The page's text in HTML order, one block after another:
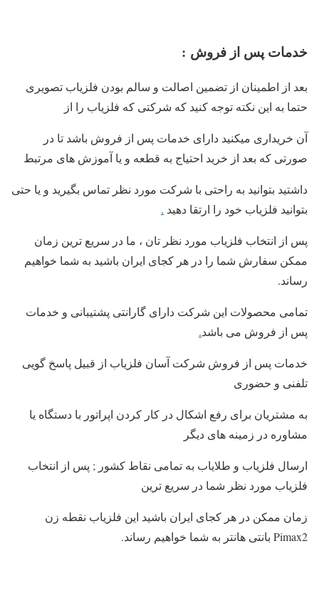
خدمات پس از فروش :
بعد از اطمینان از تضمین اصالت و سالم بودن فلزیاب تصویری
حتما به این نکته توجه کنید که شرکتی که فلزیاب را از
آن خریداری میکنید دارای خدمات پس از فروش باشد تا در
صورتی که بعد از خرید احتیاج به قطعه و یا آموزش های مرتبط
داشتید بتوانید به راحتی با شرکت مورد نظر تماس بگیرید و یا حتی
بتوانید فلزیاب خود را ارتقا دهید .
پس از انتخاب فلزیاب مورد نظر تان ، ما در سریع ترین زمان
ممکن سفارش شما را در هر کجای ایران باشید به شما خواهیم
رساند.
تمامی محصولات این شرکت دارای گارانتی پشتیبانی و خدمات
پس از فروش می باشد.
خدمات پس از فروش شرکت آسان فلزیاب از قبیل پاسخ گویی
تلفنی و حضوری
به مشتریان برای رفع اشکال در کار کردن اپراتور با دستگاه یا
مشاوره در زمینه های دیگر
ارسال فلزیاب و طلایاب به تمامی نقاط کشور ; پس از انتخاب
فلزیاب مورد نظر شما در سریع ترین
زمان ممکن در هر کجای ایران باشید این فلزیاب نقطه زن
Pimax2 بانتی هانتر به شما خواهیم رساند.